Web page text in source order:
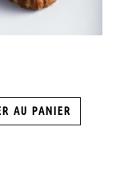
AU PANIER